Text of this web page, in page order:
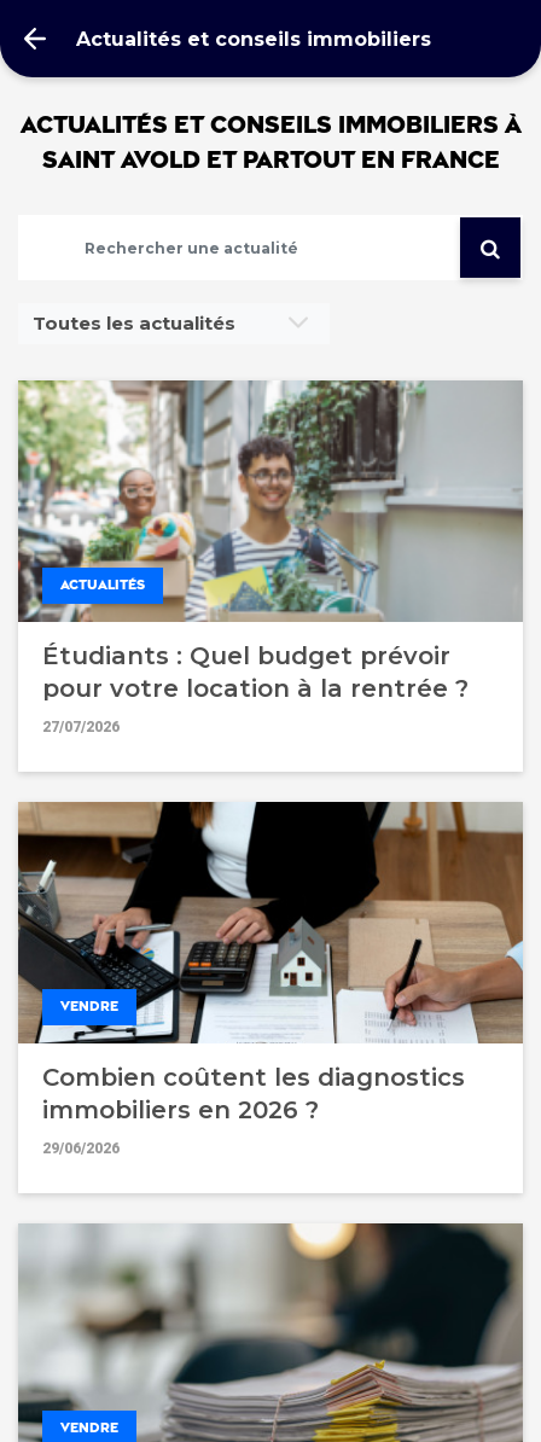
Actualités et conseils immobiliers
Actualités et conseils immobiliers à
SAINT AVOLD et partout en France
Toutes les actualités
ACTUALITÉS
Étudiants : Quel budget prévoir
pour votre location à la rentrée ?
27/07/2026
VENDRE
Combien coûtent les diagnostics
immobiliers en 2026 ?
29/06/2026
VENDRE